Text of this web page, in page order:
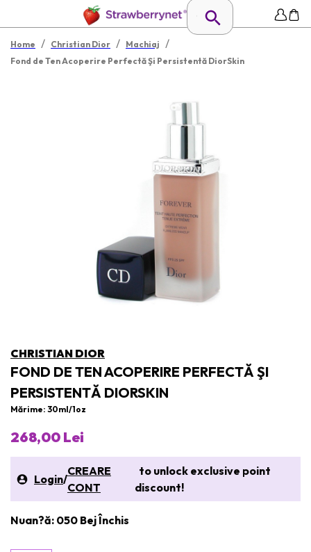
Home / Christian Dior / Machiaj /
Fond de Ten Acoperire Perfectă Şi Persistentă DiorSkin
CHRISTIAN DIOR
FOND DE TEN ACOPERIRE PERFECTĂ ŞI
PERSISTENTĂ DIORSKIN
Mărime: 30ml/1oz
268,00 Lei
Login/
CREARE
CONT
to unlock exclusive point
discount!
Nuan?ă: 050 Bej Închis